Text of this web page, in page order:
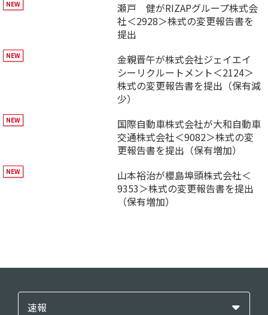
瀬戸 健がRIZAPグループ株式会
社＜2928＞株式の変更報告書を
提出
金親晋午が株式会社ジェイエイ
シーリクルートメント＜2124＞
株式の変更報告書を提出（保有減
少）
国際自動車株式会社が大和自動車
交通株式会社＜9082＞株式の変
更報告書を提出（保有増加）
山本裕治が櫻島埠頭株式会社＜
9353＞株式の変更報告書を提出
（保有増加）
速報